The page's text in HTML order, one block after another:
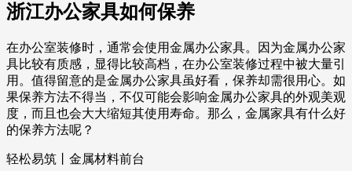
浙江办公家具如何保养
在办公室装修时，通常会使用金属办公家具。因为金属办公家
具比较有质感，显得比较高档，在办公室装修过程中被大量引
用。值得留意的是金属办公家具虽好看，保养却需很用心。如
果保养方法不得当，不仅可能会影响金属办公家具的外观美观
度，而且也会大大缩短其使用寿命。那么，金属家具有什么好
的保养方法呢？
轻松易筑丨金属材料前台